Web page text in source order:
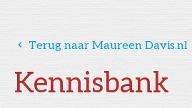
Kennisbank
󰅁 Terug naar Maureen Davis.nl